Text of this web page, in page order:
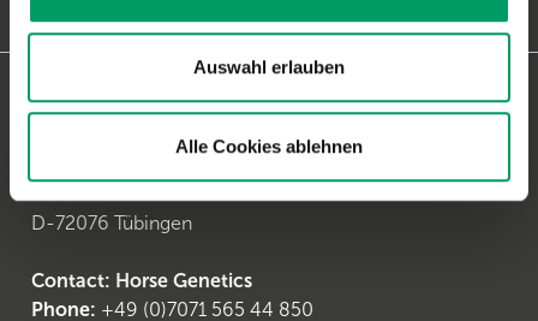
Auswahl erlauben
Alle Cookies ablehnen
Contact Tübingen
D-72076 Tübingen
Contact: Horse Genetics
Phone: +49 (0)7071 565 44 850